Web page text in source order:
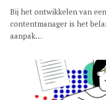
Bij het ontwikkelen van
contentmanager is het
aanpak…